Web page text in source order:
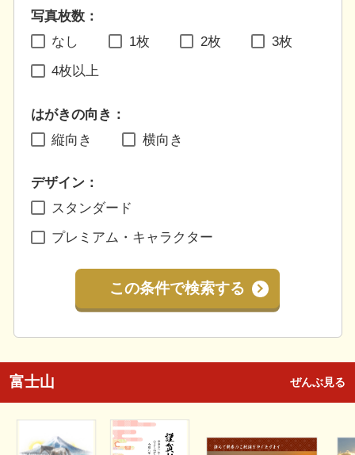
写真枚数：
なし
1枚 2枚 3枚
4枚以上
はがきの向き：
縦向き
横向き
デザイン：
スタンダード
プレミアム・キャラクター
この条件で検索する
富士山 ぜんぶ見る